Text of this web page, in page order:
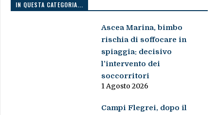
IN QUESTA CATEGORIA...
Ascea Marina, bimbo
rischia di soffocare in
spiaggia: decisivo
l’intervento dei
soccorritori
1 Agosto 2026
Campi Flegrei, dopo il